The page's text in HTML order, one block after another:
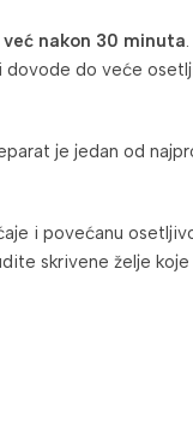
nakon 30 minuta
do veće
je jedan od
i povećanu
skrivene želje